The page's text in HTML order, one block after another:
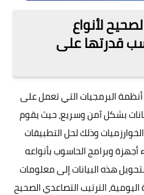
لأنواع
قدرتها على
البرمجيات التي تعمل على
بشكل آمن وسريع، حيث يقوم
وذلك لحل التطبيقات
أجهزة وبرامج الحاسوب بأنواعه
هذه البيانات إلى معلومات
الترتيب التصاعدي الصحيح